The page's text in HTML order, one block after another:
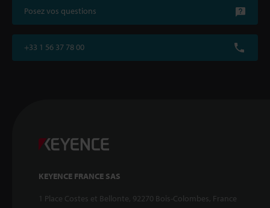
Posez vos questions
+33 1 56 37 78 00
KEYENCE FRANCE SAS
1 Place Costes et Bellonte, 92270 Bois-Colombes, France